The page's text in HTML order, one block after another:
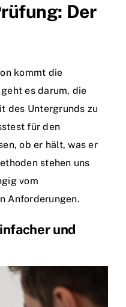
Der
kommt die
es darum, die
des Untergrunds zu
für den
ob er hält, was er
stehen uns
vom
Anforderungen.
und